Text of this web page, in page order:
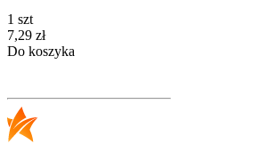
1 szt
Cena
7,29 zł
Do koszyka